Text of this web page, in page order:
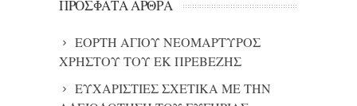
ΠΡΌΣΦΑΤΑ ΆΡΘΡΑ
ΕΟΡΤΗ ΑΓΙΟΥ ΝΕΟΜΑΡΤΥΡΟΣ
ΧΡΗΣΤΟΥ ΤΟΥ ΕΚ ΠΡΕΒΕΖΗΣ
ΕΥΧΑΡΙΣΤΙΕΣ ΣΧΕΤΙΚΑ ΜΕ ΤΗΝ